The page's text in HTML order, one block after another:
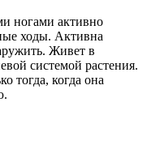
ногами активно
ходы. Активна
Живет в
системой растения.
тогда, когда она